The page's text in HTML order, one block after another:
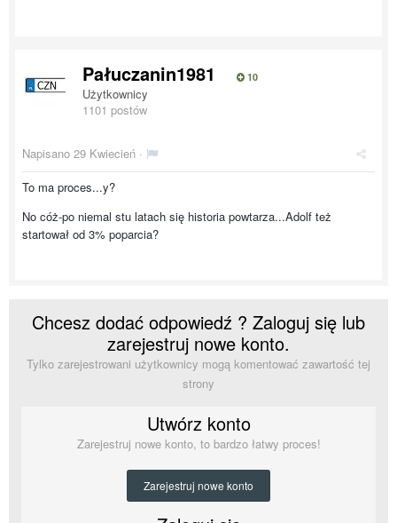
Pałuczanin1981 10
Użytkownicy
1101 postów
Napisano 29 Kwiecień ·
To ma proces...y?
No cóż-po niemal stu latach się historia powtarza...Adolf też
startował od 3% poparcia?
Chcesz dodać odpowiedź ? Zaloguj się lub
zarejestruj nowe konto.
Tylko zarejestrowani użytkownicy mogą komentować zawartość tej
strony
Utwórz konto
Zarejestruj nowe konto, to bardzo łatwy proces!
Zarejestruj nowe konto